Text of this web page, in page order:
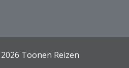
Toonen Reizen